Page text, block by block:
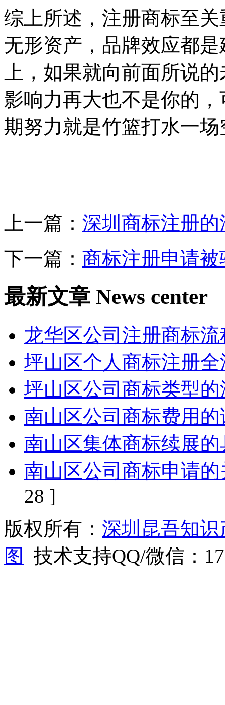
综上所述，注册商标至
无形资产，品牌效应都
上，如果就向前面所说
影响力再大也不是你的
期努力就是竹篮打水一场
上一篇： 深圳商标注册
下一篇： 商标注册申请
最新文章 News center
龙华区公司注册商标
坪山区个人商标注册
坪山区公司商标类型
南山区公司商标费用
南山区集体商标续展
南山区公司商标申请
28 ]
版权所有： 深圳昆吾知
图
技术支持QQ/微信：